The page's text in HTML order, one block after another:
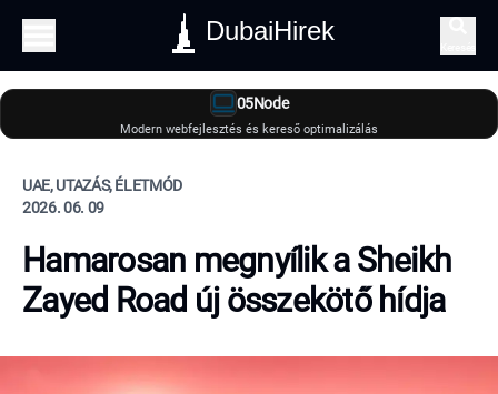
DubaiHirek
05Node
Modern webfejlesztés és kereső optimalizálás
UAE, UTAZÁS, ÉLETMÓD
2026. 06. 09
Hamarosan megnyílik a Sheikh
Zayed Road új összekötő hídja